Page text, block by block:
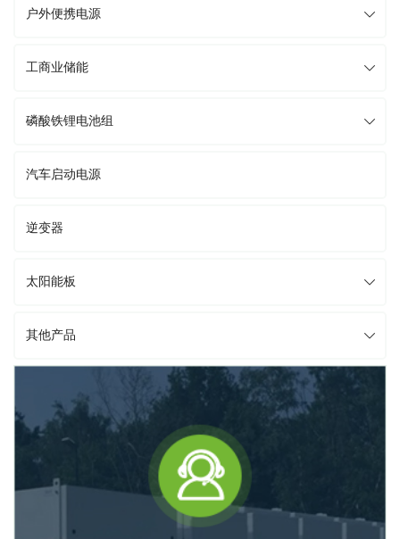
户外便携电源
工商业储能
磷酸铁锂电池组
汽车启动电源
逆变器
太阳能板
其他产品